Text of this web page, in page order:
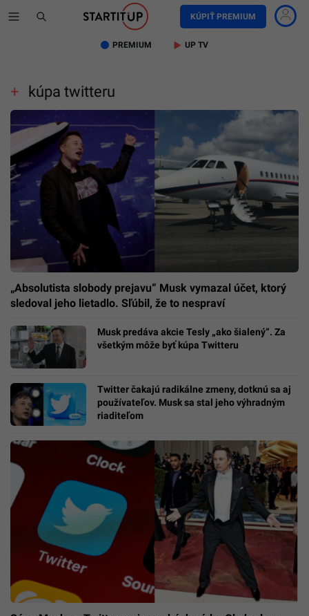
KÚPIŤ PREMIUM
PREMIUM UP TV
kúpa twitteru
„Absolutista slobody prejavu“ Musk vymazal účet, ktorý
sledoval jeho lietadlo. Sľúbil, že to nespraví
Musk predáva akcie Tesly „ako šialený“. Za
všetkým môže byť kúpa Twitteru
Twitter čakajú radikálne zmeny, dotknú sa aj
používateľov. Musk sa stal jeho výhradným
riaditeľom